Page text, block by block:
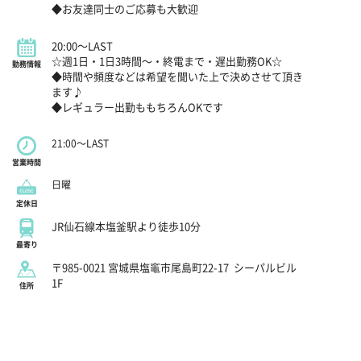
◆お友達同士のご応募も大歓迎
勤務情報
20:00～LAST
☆週1日・1日3時間～・終電まで・遅出勤務OK☆
◆時間や頻度などは希望を聞いた上で決めさせて頂き
ます♪
◆レギュラー出勤ももちろんOKです
営業時間
21:00～LAST
定休日
日曜
最寄り
JR仙石線本塩釜駅より徒歩10分
住所
〒985-0021 宮城県塩竈市尾島町22-17 シーパルビル
1F